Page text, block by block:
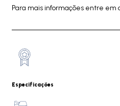
Para mais informações entre em
Especificações